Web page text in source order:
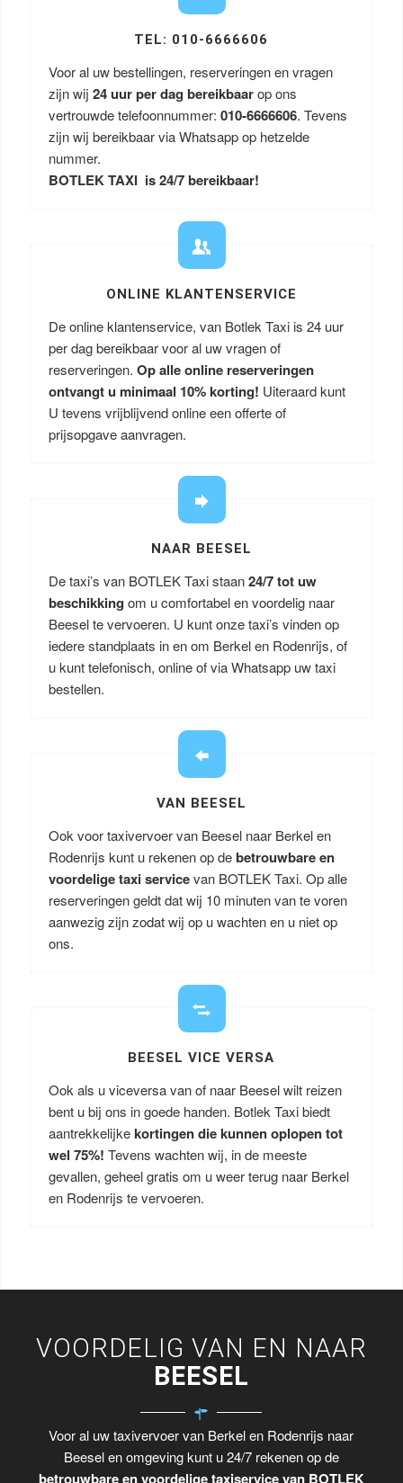
TEL: 010-6666606
Voor al uw bestellingen, reserveringen en vragen
zijn wij 24 uur per dag bereikbaarop ons
vertrouwde telefoonnummer: 010-6666606. Tevens
zijn wij bereikbaar via Whatsapp op hetzelde
nummer.
BOTLEK TAXI is 24/7 bereikbaar!
ONLINE KLANTENSERVICE
De online klantenservice, van Botlek Taxi is 24 uur
per dag bereikbaar voor al uw vragen of
reserveringen. Op alle online reserveringen
ontvangt u minimaal 10% korting! Uiteraard kunt
U tevens vrijblijvend online een offerte of
prijsopgave aanvragen.
NAAR BEESEL
De taxi’s van BOTLEK Taxi staan24/7 tot uw
beschikking om u comfortabel en voordelig naar
Beesel te vervoeren. U kunt onze taxi’s vinden op
iedere standplaats in en om Berkel en Rodenrijs, of
u kunt telefonisch, online of via Whatsapp uw taxi
bestellen.
VAN BEESEL
Ook voor taxivervoer van Beesel naar Berkel en
Rodenrijs kunt u rekenen op debetrouwbare en
voordelige taxi servicevan BOTLEK Taxi. Op alle
reserveringen geldt dat wij 10 minuten van te voren
aanwezig zijn zodat wij op u wachten en u niet op
ons.
BEESEL VICE VERSA
Ook als u viceversa van of naar Beesel wilt reizen
bent u bij ons in goede handen. Botlek Taxi biedt
aantrekkelijkekortingen die kunnen oplopen tot
wel 75%! Tevens wachten wij, in de meeste
gevallen, geheel gratis om u weer terug naar Berkel
en Rodenrijs te vervoeren.
VOORDELIG VAN EN NAAR
BEESEL
Voor al uw taxivervoer van Berkel en Rodenrijs naar
Beesel en omgeving kunt u 24/7 rekenen op de
betrouwbare en voordelige taxiservice van BOTLEK